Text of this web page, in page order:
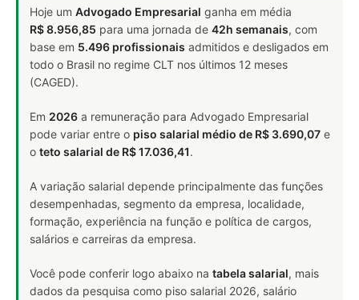
Hoje um Advogado Empresarial ganha em média
R$ 8.956,85 para uma jornada de 42h semanais, com
base em 5.496 profissionais admitidos e desligados em
todo o Brasil no regime CLT nos últimos 12 meses
(CAGED).
Em 2026 a remuneração para Advogado Empresarial
pode variar entre o piso salarial médio de R$ 3.690,07 e
o teto salarial de R$ 17.036,41.
A variação salarial depende principalmente das funções
desempenhadas, segmento da empresa, localidade,
formação, experiência na função e política de cargos,
salários e carreiras da empresa.
Você pode conferir logo abaixo na tabela salarial, mais
dados da pesquisa como piso salarial 2026, salário